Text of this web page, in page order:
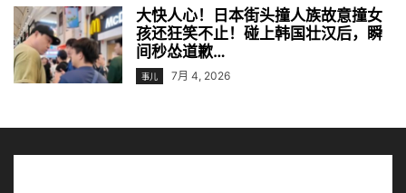
大快人心！日本街头撞人族故意撞女
孩还狂笑不止！碰上韩国壮汉后，瞬
间秒怂道歉…
事儿 7月 4, 2026